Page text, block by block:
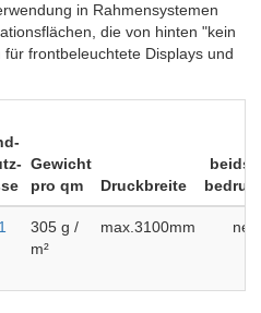
in Rahmensystemen
die von hinten "kein
frontbeleuchtete Displays und
Gewicht
pro qm
Druck­breite
305 g /
m²
max.3100mm nein